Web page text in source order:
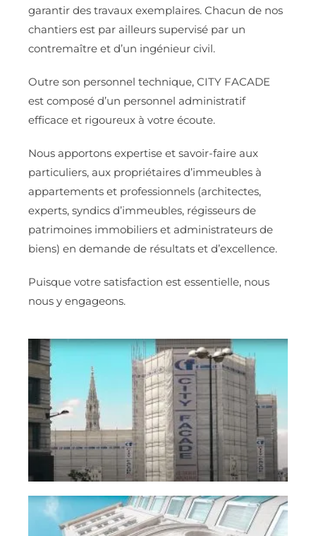
garantir des travaux exemplaires. Chacun de nos
chantiers est par ailleurs supervisé par un
contremaître et d’un ingénieur civil.
Outre son personnel technique, CITY FACADE
est composé d’un personnel administratif
efficace et rigoureux à votre écoute.
Nous apportons expertise et savoir-faire aux
particuliers, aux propriétaires d’immeubles à
appartements et professionnels (architectes,
experts, syndics d’immeubles, régisseurs de
patrimoines immobiliers et administrateurs de
biens) en demande de résultats et d’excellence.
Puisque votre satisfaction est essentielle, nous
nous y engageons.